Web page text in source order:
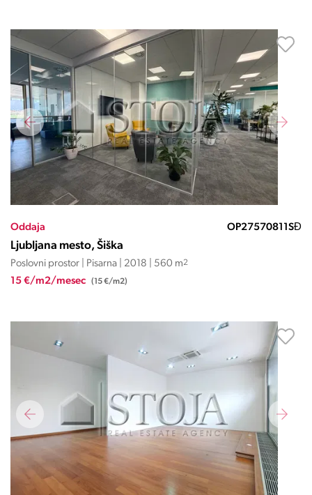
Oddaja OP27570811SĐ
Ljubljana mesto, Šiška
Poslovni prostor | Pisarna | 2018 | 560 m2
15 €/m2/mesec (15 €/m2)